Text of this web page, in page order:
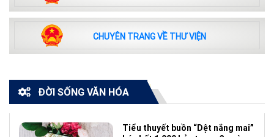
CHUYÊN TRANG VỀ THƯ VIỆN
ĐỜI SỐNG VĂN HÓA
Tiểu thuyết buồn “Dệt nắng mai”